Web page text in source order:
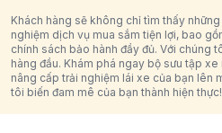
Khách hàng sẽ không chỉ tìm thấy
nghiệm dịch vụ mua sắm tiện lợi, bao
chính sách bảo hành đầy đủ. Với chúng
hàng đầu. Khám phá ngay bộ sưu tập
nâng cấp trải nghiệm lái xe của bạn lên
tôi biến đam mê của bạn thành hiện thực!